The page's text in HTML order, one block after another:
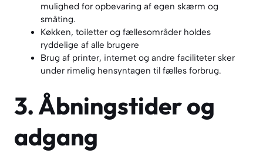
mulighed for opbevaring af egen skærm og
småting.
Køkken, toiletter og fællesområder holdes
ryddelige af alle brugere
Brug af printer, internet og andre faciliteter sker
under rimelig hensyntagen til fælles forbrug.
3. Åbningstider og
adgang